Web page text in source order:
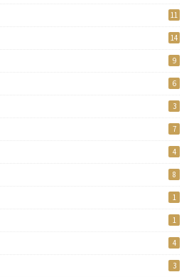
11
14
9
6
3
7
4
8
1
1
4
3